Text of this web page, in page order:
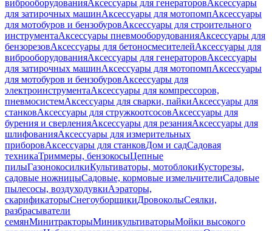
виброоборудованияАксессуары для генераторовАксессуары
для затирочных машинАксессуары для мотопомпАксессуары
для мотобуров и бензобуровАксессуары для строительного
инструментаАксессуары пневмооборудованияАксессуары для
бензорезовАксессуары для бетоносмесителейАксессуары для
виброоборудованияАксессуары для генераторовАксессуары
для затирочных машинАксессуары для мотопомпАксессуары
для мотобуров и бензобуровАксессуары для
электроинструментаАксессуары для компрессоров,
пневмосистемАксессуары для сварки, пайкиАксессуары для
станковАксессуары для стружкоотсосовАксессуары для
бурения и сверленияАксессуары для резанияАксессуары для
шлифованияАксессуары для измерительных
приборовАксессуары для станковДом и садСадовая
техникаТриммеры, бензокосыЦепные
пилыГазонокосилкиКультиваторы, мотоблокиКусторезы,
садовые ножницыСадовые, кормовые измельчителиСадовые
пылесосы, воздуходувкиАэраторы,
скарификаторыСнегоуборщикиДровоколыСеялки,
разбрасыватели
семянМинитракторыМиникультиваторыМойки высокого